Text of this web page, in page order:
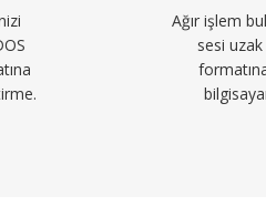
Ağır işlem
sesi